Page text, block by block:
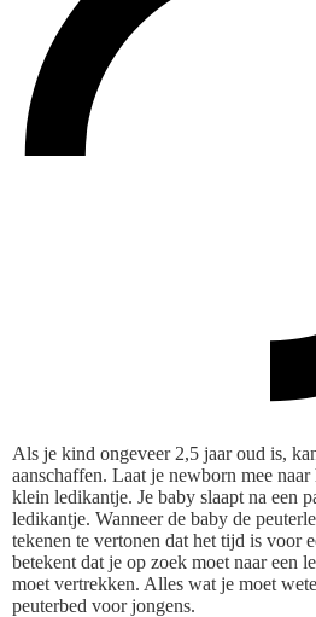
Als je kind ongeveer 2,5 jaar oud is,
aanschaffen. Laat je newborn mee
klein ledikantje. Je baby slaapt na een
ledikantje. Wanneer de baby de
tekenen te vertonen dat het tijd is voor
betekent dat je op zoek moet naar een
moet vertrekken. Alles wat je moet
peuterbed voor jongens.